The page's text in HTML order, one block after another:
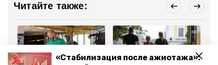
«Стабилизация после ажиотажа»:
Читайте также: